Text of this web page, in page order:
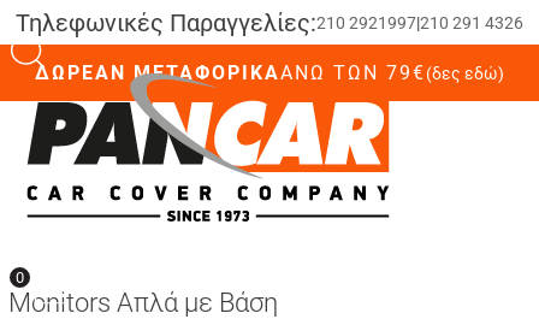
Τηλεφωνικές Παραγγελίες:210 2921997|210 291 4326
ΔΩΡΕΑΝ ΜΕΤΑΦΟΡΙΚΑΆΝΩ ΤΩΝ 79€(δες εδώ)
0
Monitors Απλά με Βάση